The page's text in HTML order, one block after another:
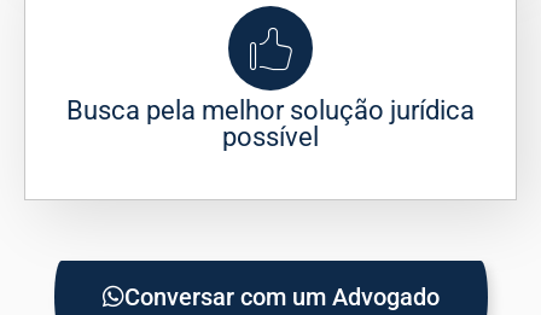
Busca pela melhor solução jurídica
possível
Conversar com um Advogado